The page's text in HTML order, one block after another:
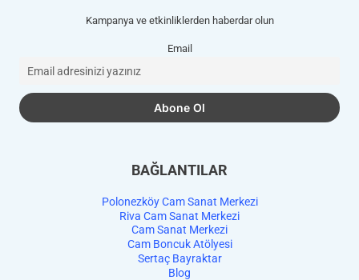
Kampanya ve etkinliklerden haberdar olun
Email
BAĞLANTILAR
Polonezköy Cam Sanat Merkezi
Riva Cam Sanat Merkezi
Cam Sanat Merkezi
Cam Boncuk Atölyesi
Sertaç Bayraktar
Blog